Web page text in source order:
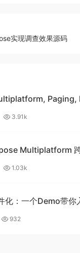
实现调查效果源码
Paging,
3.91k
Multiplatform
应用
1.03k
化：一个Demo带你
开发
932